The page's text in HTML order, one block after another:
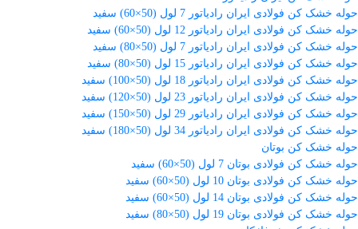
حوله خشک کن فولادی ایران رادیاتور 7 لول (50×60) سفید
حوله خشک کن فولادی ایران رادیاتور 12 لول (50×60) سفید
حوله خشک کن فولادی ایران رادیاتور 7 لول (50×80) سفید
حوله خشک کن فولادی ایران رادیاتور 15 لول (50×80) سفید
حوله خشک کن فولادی ایران رادیاتور 18 لول (50×100) سفید
حوله خشک کن فولادی ایران رادیاتور 23 لول (50×120) سفید
حوله خشک کن فولادی ایران رادیاتور 29 لول (50×150) سفید
حوله خشک کن فولادی ایران رادیاتور 34 لول (50×180) سفید
حوله خشک کن بوتان
حوله خشک کن فولادی بوتان 7 لول (50×60) سفید
حوله خشک کن فولادی بوتان 10 لول (50×60) سفید
حوله خشک کن فولادی بوتان 14 لول (50×60) سفید
حوله خشک کن فولادی بوتان 19 لول (50×80) سفید